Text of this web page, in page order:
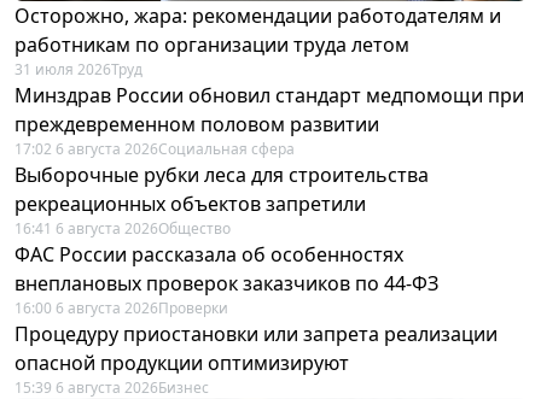
Осторожно, жара: рекомендации работодателям и
работникам по организации труда летом
31 июля 2026Труд
Минздрав России обновил стандарт медпомощи при
преждевременном половом развитии
17:02 6 августа 2026Социальная сфера
Выборочные рубки леса для строительства
рекреационных объектов запретили
16:41 6 августа 2026Общество
ФАС России рассказала об особенностях
внеплановых проверок заказчиков по 44-ФЗ
16:00 6 августа 2026Проверки
Процедуру приостановки или запрета реализации
опасной продукции оптимизируют
15:39 6 августа 2026Бизнес